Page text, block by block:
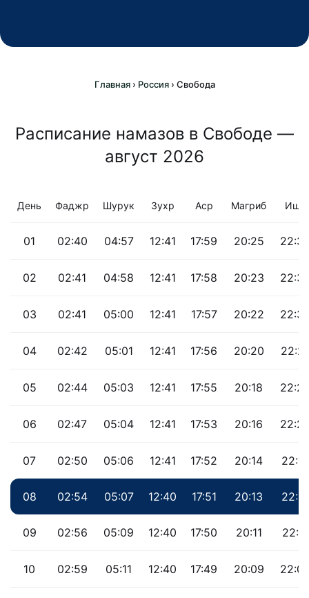
Главная› Россия› Свобода
Расписание намазов в Свободе —
август 2026
День Фаджр Шурук Зухр Аср Магриб Иша
01 02:40 04:57 12:41 17:59 20:25
02 02:41 04:58 12:41 17:58 20:23
03 02:41 05:00 12:41 17:57 20:22
04 02:42 05:01 12:41 17:56 20:20
05 02:44 05:03 12:41 17:55 20:18
06 02:47 05:04 12:41 17:53 20:16
07 02:50 05:06 12:41 17:52 20:14 22:17
08 02:54 05:07 12:40 17:51 20:13 22:14
09 02:56 05:09 12:40 17:50 20:11 22:11
10 02:59 05:11 12:40 17:49 20:09